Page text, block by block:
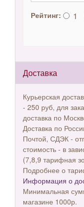
Рейтинг: 1
Доставка
Курьерская
- 250 руб, для
доставка по
Доставка по
Почтой, СДЭК -
стоимость - в
(7,8,9 тарифная
Подробнее о
Информация о
Минимальная
магазине 1000р.